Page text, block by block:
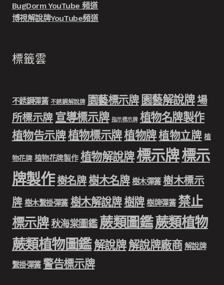
BugDorm YouTube 頻道
博視解說牌YouTube頻道
標籤雲
不銹鋼彈簧 不銹鋼解說牌 園藝標示牌 園藝解說牌場
所標示牌 宣導標示牌 指示標示牌 植物名牌製作
植物告示牌植物標示牌植物牌植物立牌 植
物花牌 植物花牌製作 植物解說牌 標示牌標示
牌製作樹名牌樹木名牌 樹木彈簧 樹木標示
牌 樹木繫掛彈簧 樹木解說牌樹牌 樹牌彈簧 禁止
標示牌 秋海棠圖鑑 蕨類圖鑑蕨類植物
蕨類植物圖鑑解說牌解說牌廠商 解說牌
繫掛彈簧 警告標示牌